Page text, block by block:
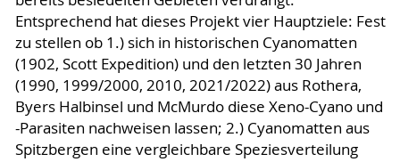
Entsprechend hat dieses Projekt vier Hauptziele: Fest
zu stellen ob 1.) sich in historischen Cyanomatten
(1902, Scott Expedition) und den letzten 30 Jahren
(1990, 1999/2000, 2010, 2021/2022) aus Rothera,
Byers Halbinsel und McMurdo diese Xeno-Cyano und
-Parasiten nachweisen lassen; 2.) Cyanomatten aus
Spitzbergen eine vergleichbare Speziesverteilung